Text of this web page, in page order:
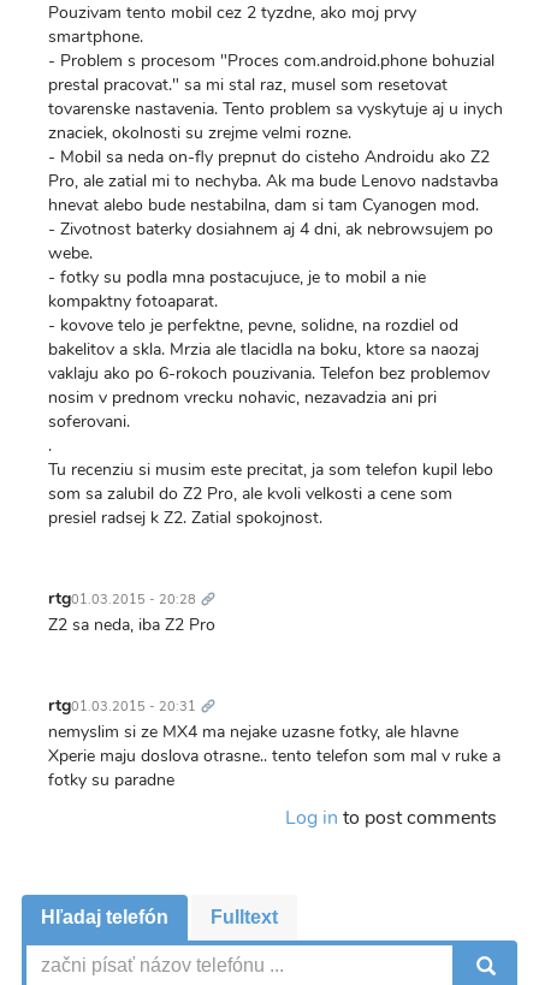
Pouzivam tento mobil cez 2 tyzdne, ako moj prvy
smartphone.
- Problem s procesom "Proces com.android.phone bohuzial
prestal pracovat." sa mi stal raz, musel som resetovat
tovarenske nastavenia. Tento problem sa vyskytuje aj u inych
znaciek, okolnosti su zrejme velmi rozne.
- Mobil sa neda on-fly prepnut do cisteho Androidu ako Z2
Pro, ale zatial mi to nechyba. Ak ma bude Lenovo nadstavba
hnevat alebo bude nestabilna, dam si tam Cyanogen mod.
- Zivotnost baterky dosiahnem aj 4 dni, ak nebrowsujem po
webe.
- fotky su podla mna postacujuce, je to mobil a nie
kompaktny fotoaparat.
- kovove telo je perfektne, pevne, solidne, na rozdiel od
bakelitov a skla. Mrzia ale tlacidla na boku, ktore sa naozaj
vaklaju ako po 6-rokoch pouzivania. Telefon bez problemov
nosim v prednom vrecku nohavic, nezavadzia ani pri
soferovani.
.
Tu recenziu si musim este precitat, ja som telefon kupil lebo
som sa zalubil do Z2 Pro, ale kvoli velkosti a cene som
presiel radsej k Z2. Zatial spokojnost.
rtg01.03.2015 - 20:28 odkaz
Z2 sa neda, iba Z2 Pro
rtg01.03.2015 - 20:31 odkaz
nemyslim si ze MX4 ma nejake uzasne fotky, ale hlavne
Xperie maju doslova otrasne.. tento telefon som mal v ruke a
fotky su paradne
Log in to post comments
Hľadaj telefón Fulltext